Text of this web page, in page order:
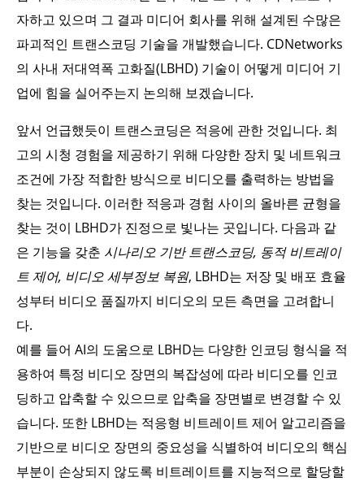
자하고 있으며 그 결과 미디어 회사를 위해 설계된 수많은
파괴적인 트랜스코딩 기술을 개발했습니다. CDNetworks
의 사내 저대역폭 고화질(LBHD) 기술이 어떻게 미디어 기
업에 힘을 실어주는지 논의해 보겠습니다.
앞서 언급했듯이 트랜스코딩은 적응에 관한 것입니다. 최
고의 시청 경험을 제공하기 위해 다양한 장치 및 네트워크
조건에 가장 적합한 방식으로 비디오를 출력하는 방법을
찾는 것입니다. 이러한 적응과 경험 사이의 올바른 균형을
찾는 것이 LBHD가 진정으로 빛나는 곳입니다. 다음과 같
은 기능을 갖춘 시나리오 기반 트랜스코딩, 동적 비트레이
트 제어, 비디오 세부정보 복원, LBHD는 저장 및 배포 효율
성부터 비디오 품질까지 비디오의 모든 측면을 고려합니
다.
예를 들어 AI의 도움으로 LBHD는 다양한 인코딩 형식을 적
용하여 특정 비디오 장면의 복잡성에 따라 비디오를 인코
딩하고 압축할 수 있으므로 압축을 장면별로 변경할 수 있
습니다. 또한 LBHD는 적응형 비트레이트 제어 알고리즘을
기반으로 비디오 장면의 중요성을 식별하여 비디오의 핵심
부분이 손상되지 않도록 비트레이트를 지능적으로 할당할